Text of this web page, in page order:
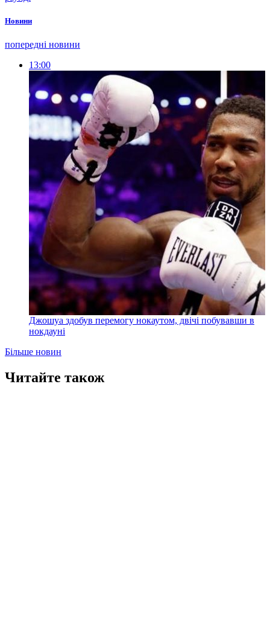
Новини
попередні новини
13:00
Джошуа здобув перемогу нокаутом, двічі побувавши в
нокдауні
Більше новин
Читайте також